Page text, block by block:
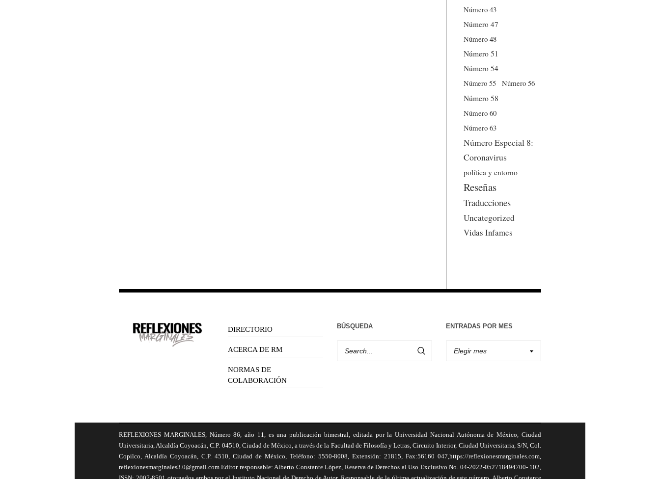
Número 43
Número 47
Número 48
Número 51
Número 54
Número 55
Número 56
Número 58
Número 60
Número 63
Número Especial 8:
Coronavirus
política y entorno
Reseñas
Traducciones
Uncategorized
Vidas Infames
DIRECTORIO
ACERCA DE RM
NORMAS DE
COLABORACIÓN
BÚSQUEDA ENTRADAS POR MES
REFLEXIONES MARGINALES, Número 86, año 11, es una publicación bimestral, editada por la Universidad Nacional Autónoma de México, Ciudad
Universitaria, Alcaldía Coyoacán, C.P. 04510, Ciudad de México, a través de la Facultad de Filosofía y Letras, Circuito Interior, Ciudad Universitaria, S/N, Col.
Copilco, Alcaldía Coyoacán, C.P. 4510, Ciudad de México, Teléfono: 5550-8008, Extensión: 21815, Fax:56160 047,https://reflexionesmarginales.com,
reflexionesmarginales3.0@gmail.com Editor responsable: Alberto Constante López, Reserva de Derechos al Uso Exclusivo No. 04-2022-052718494700- 102,